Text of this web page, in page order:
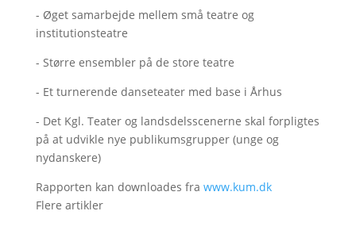
- Øget samarbejde mellem små teatre og
institutionsteatre
- Større ensembler på de store teatre
- Et turnerende danseteater med base i Århus
- Det Kgl. Teater og landsdelsscenerne skal forpligtes
på at udvikle nye publikumsgrupper (unge og
nydanskere)
Rapporten kan downloades fra www.kum.dk
Flere artikler